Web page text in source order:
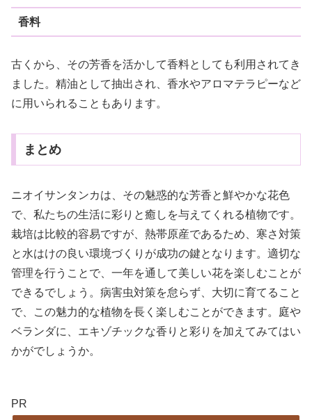
香料
古くから、その芳香を活かして香料としても利用されてき
ました。精油として抽出され、香水やアロマテラピーなど
に用いられることもあります。
まとめ
ニオイサンタンカは、その魅惑的な芳香と鮮やかな花色
で、私たちの生活に彩りと癒しを与えてくれる植物です。
栽培は比較的容易ですが、熱帯原産であるため、寒さ対策
と水はけの良い環境づくりが成功の鍵となります。適切な
管理を行うことで、一年を通して美しい花を楽しむことが
できるでしょう。病害虫対策を怠らず、大切に育てること
で、この魅力的な植物を長く楽しむことができます。庭や
ベランダに、エキゾチックな香りと彩りを加えてみてはい
かがでしょうか。
PR